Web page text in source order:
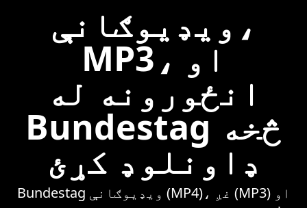
ویډیوګانې،
MP3، او
انځورونه له
Bundestag څخه
ډاونلوډ کړئ
Bundestag ویډیوګانې (MP4)، غږ (MP3) او